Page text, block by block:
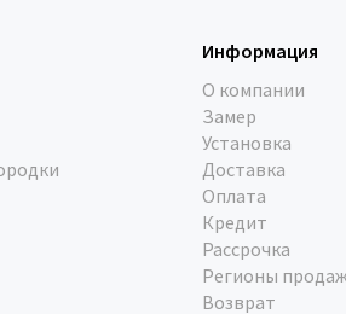
Информация
О компании
Замер
Установка
Доставка
Оплата
Кредит
Рассрочка
Регионы
Возврат